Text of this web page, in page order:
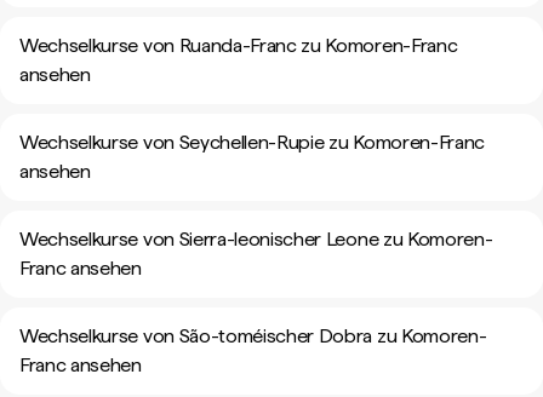
Wechselkurse von Ruanda-Franc zu Komoren-Franc
ansehen
Wechselkurse von Seychellen-Rupie zu Komoren-Franc
ansehen
Wechselkurse von Sierra-leonischer Leone zu Komoren-
Franc ansehen
Wechselkurse von São-toméischer Dobra zu Komoren-
Franc ansehen